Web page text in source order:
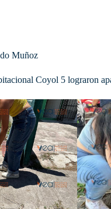
Muñoz
Coyol 5 lograron